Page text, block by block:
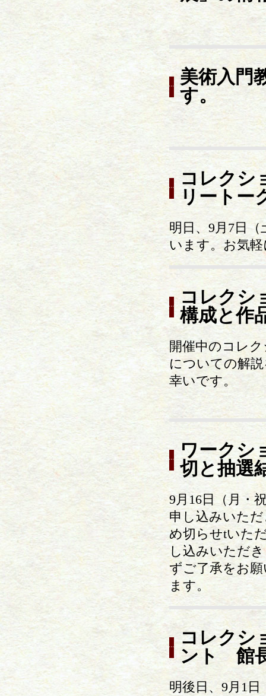
美術入門
す。
コレクシ
リートー
明日、9月7日
います。お気
コレクシ
構成と作
開催中のコレ
についての解
幸いです。
ワークシ
切と抽選
9月16日（月・
申し込みいた
め切らせtいた
し込みいただ
ずご了承をお
ます。
コレクシ
ント 館
明後日、9月1